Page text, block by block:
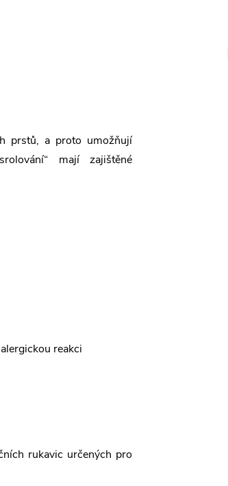
prstů, a proto umožňují
mají zajištěné
reakci
rukavic určených pro